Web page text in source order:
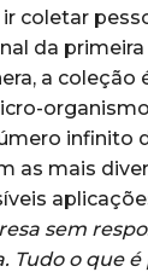
coletar
da
a coleção
infinito
as mais
sem
Tudo o que é